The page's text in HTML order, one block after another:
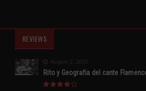
REVIEWS
August 2, 2015
Rito y Geografia del cante